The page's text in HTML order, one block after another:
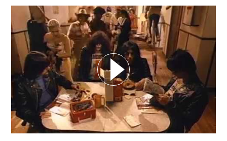
WYBIERZ SWOJĄ PLAYLISTĘ
DODAJ TEN FILM DO PLAYLISTY